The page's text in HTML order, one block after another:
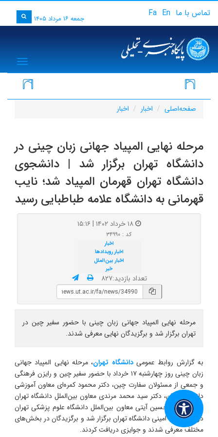
جمعه ۱۶ مرداد ۱۴۰۵ تماس با ما En
Fa
صفحه‌اصلی اخبار اخبار
مرحله نهایی المپیاد جهانی زبان چینی در
دانشگاه تهران برگزار شد | دانشجوی
دانشگاه تهران قهرمان المپیاد شد؛ نایب
قهرمانی به دانشگاه علامه طباطبایی رسید
۱۸ خرداد ۱۴۰۲ | ۱۵:۱۶
کد : ۳۴۹۹۰
اخبار
اخبار رویدادها
اخبار بین‌الملل
خبر
تعداد بازدید:۸۲۷
مرحله نهایی المپیاد جهانی زبان چینی با حضور سفیر چین در
تهران برگزار شد و برگزیدگان نهایی معرفی شدند.
به گزارش روابط عمومیدانشگاه تهران، مرحله نهایی المپیاد جهانی
زبان چینی روز چهارشنبه ۱۷ خرداد با حضور سفیر چین و رایزن فرهنگی
و جمعی از مسئولان سفارت چین، دکتر محمود کمره‌ای معاون آموزشی
دانشگاه تهران، دکتر سید محمد مرندی معاون بین‌الملل دانشگاه تهران
و دکتر محمدحسین آیتی معاون بین‌الملل دانشگاه علوم پزشکی تهران
در تالار علامه امینی دانشگاه تهران برگزار شد و برگزیدگان در بخش‌های
مختلف معرفی شدند و جوایزی دریافت کردند.